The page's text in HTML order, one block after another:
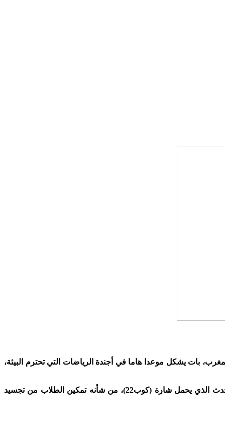
بات يشكل موعدا هاما في أجندة الرياضات التي تحترم البيئة،
وقال إيكن في تصريح لوكالة المغرب العربي للأنباء، بمناسبة الدورة الرابعة لسباق موروكن رايس شالنج، الذي نظمه المعهد، ، إن هذا الحدث الذي يحمل شارة (كوب22)، من شأنه تمكين الطلاب من تجسيد